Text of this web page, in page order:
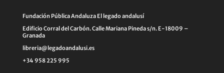
Fundación Pública Andaluza El legado andalusí
Edificio Corral del Carbón. Calle Mariana Pineda s/n. E-18009 –
Granada
libreria@legadoandalusi.es
+34 958 225 995